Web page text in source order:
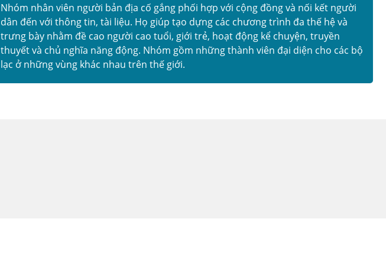
Nhóm nhân viên người bản địa cố gắng phối hợp với cộng đồng và nối kết người
dân đến với thông tin, tài liệu. Họ giúp tạo dựng các chương trình đa thế hệ và
trưng bày nhằm đề cao người cao tuổi, giới trẻ, hoạt động kể chuyện, truyền
thuyết và chủ nghĩa năng động. Nhóm gồm những thành viên đại diện cho các bộ
lạc ở những vùng khác nhau trên thế giới.